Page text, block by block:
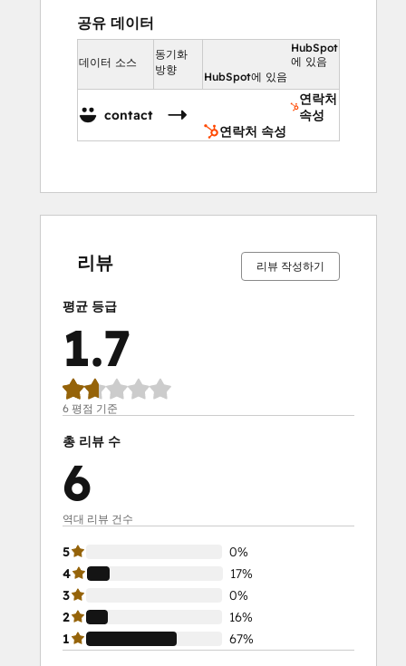
공유 데이터
데이터 소스
동기화
방향
HubSpot
에 있음
HubSpot에 있음
contact
연락처
속성
연락처 속성
리뷰 리뷰 작성하기
평균 등급
1.7
6 평점 기준
총 리뷰 수
6
역대 리뷰 건수
5
0%
4
17%
3
0%
2
16%
1
67%
료